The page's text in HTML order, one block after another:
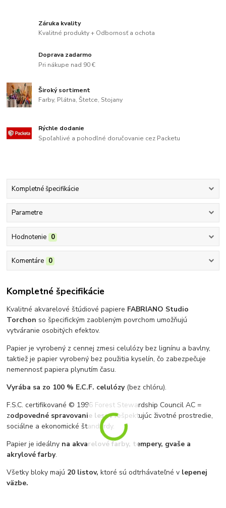
Záruka kvality
Kvalitné produkty + Odbornosť a ochota
Doprava zadarmo
Pri nákupe nad 90 €
Široký sortiment
Farby, Plátna, Štetce, Stojany
Rýchle dodanie
Spoľahlivé a pohodlné doručovanie cez Packetu
Kompletné špecifikácie
Parametre
Hodnotenie 0
Komentáre 0
Kompletné špecifikácie
Kvalitné akvarelové štúdiové papiere FABRIANO Studio
Torchon so špecifickým zaobleným povrchom umožňujú
vytváranie osobitých efektov.
Papier je vyrobený z cennej zmesi celulózy bez lignínu a bavlny,
taktiež je papier vyrobený bez použitia kyselín, čo zabezpečuje
nemennosť papiera plynutím času.
Vyrába sa zo 100 % E.C.F. celulózy(bez chlóru).
F.S.C. certifikované © 1996 Forest Stewardship Council AC =
zodpovedné spravovanie lesovrešpektujúc životné prostredie,
sociálne a ekonomické štandardy.
Papier je ideálny na akvarelové farby, tempery, gvaše a
akrylové farby.
Všetky bloky majú 20 listov, ktoré sú odtrhávateľné v lepenej
väzbe.